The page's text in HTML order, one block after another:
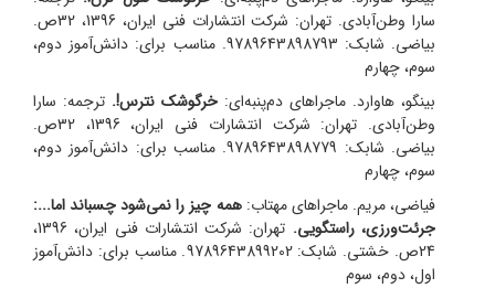
سارا وطن‌آبادی.
تهران: شرکت انتشارات فنی ایران، 1396، 32ص.
بیاضی. شابک: 9789643898793. مناسب برای: دانش‌آموز دوم،
سوم، چهارم
بینگو، هاوارد. ماجراهای دم‌پنبه‌ای: خرگوشک نترس!. ترجمه: سارا
وطن‌آبادی.
تهران: شرکت انتشارات فنی ایران، 1396، 32ص.
بیاضی. شابک: 9789643898779. مناسب برای: دانش‌آموز دوم،
سوم، چهارم
فیاضی، مریم. ماجراهای مهتاب:همه چیز را نمی‌شود چسباند اما...:
جرئت‌ورزی، راستگویی.
تهران: شرکت انتشارات فنی ایران، 1396،
24ص. خشتی. شابک: 9789643899202. مناسب برای: دانش‌آموز
اول، دوم، سوم